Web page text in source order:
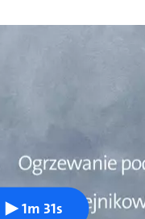
1m 31s